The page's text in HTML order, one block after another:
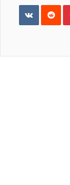
Pinterest